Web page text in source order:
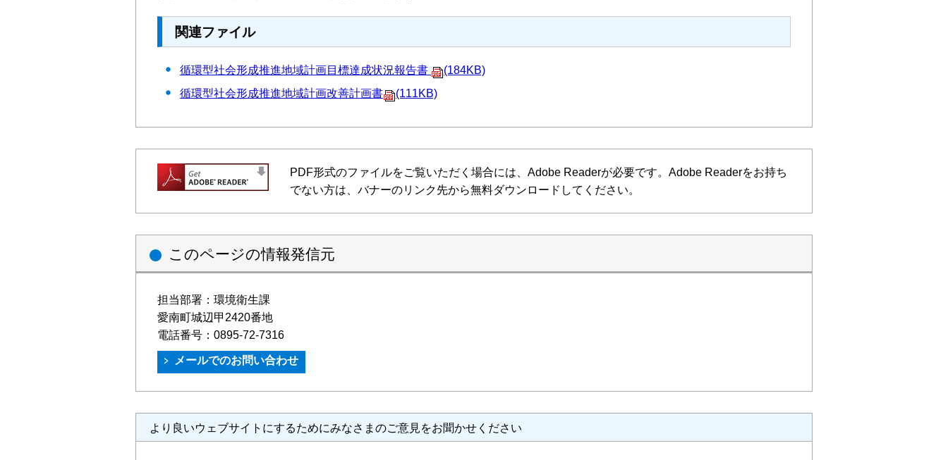
関連ファイル
循環型社会形成推進地域計画目標達成状況報告書
(184KB)
循環型社会形成推進地域計画改善計画書
(111KB)
PDF形式のファイルをご覧いただく場合には、Adobe Readerが必要です。Adobe Readerをお持ち
でない方は、バナーのリンク先から無料ダウンロードしてください。
このページの情報発信元
担当部署： 環境衛生課
愛南町城辺甲2420番地
電話番号： 0895-72-7316
より良いウェブサイトにするためにみなさまのご意見をお聞かせください